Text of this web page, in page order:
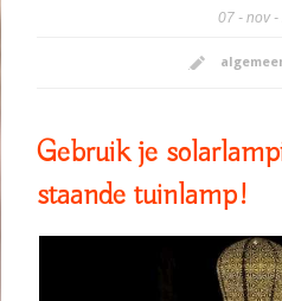
07 nov
Gebruik je
staande tuinlamp!